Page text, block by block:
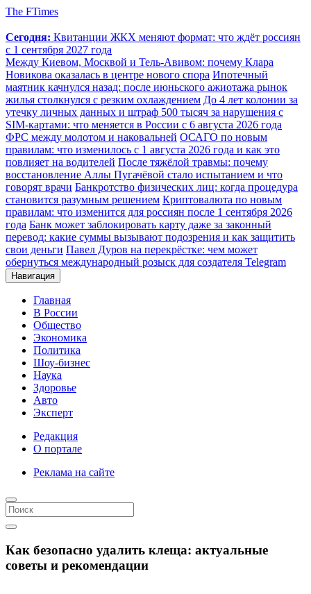
The FTimes
Сегодня: Квитанции ЖКХ меняют формат: что ждёт россиян
с 1 сентября 2027 года
Между Киевом, Москвой и Тель-Авивом: почему Клара
Новикова оказалась в центре нового спора Ипотечный
маятник качнулся назад: после июньского ажиотажа рынок
жилья столкнулся с резким охлаждением До 4 лет колонии за
утечку личных данных и штраф 500 тысяч за нарушения с
SIM-картами: что меняется в России с 6 августа 2026 года
ФРС между молотом и наковальней ОСАГО по новым
правилам: что изменилось с 1 августа 2026 года и как это
повлияет на водителей После тяжёлой травмы: почему
восстановление Аллы Пугачёвой стало испытанием и что
говорят врачи Банкротство физических лиц: когда процедура
становится разумным решением Криптовалюта по новым
правилам: что изменится для россиян после 1 сентября 2026
года Банк может заблокировать карту даже за законный
перевод: какие суммы вызывают подозрения и как защитить
свои деньги Павел Дуров на перекрёстке: чем может
обернуться международный розыск для создателя Telegram
Навигация
Главная
В России
Общество
Экономика
Политика
Шоу-бизнес
Наука
Здоровье
Авто
Эксперт
Редакция
О портале
Реклама на сайте
Как безопасно удалить клеща: актуальные
советы и рекомендации